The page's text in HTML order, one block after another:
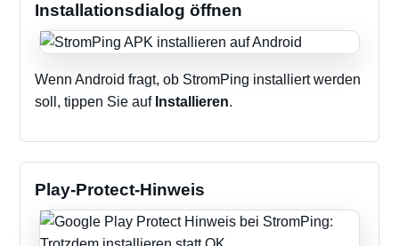
Installationsdialog öffnen
Wenn Android fragt, ob StromPing installiert werden
soll, tippen Sie auf Installieren.
Play-Protect-Hinweis